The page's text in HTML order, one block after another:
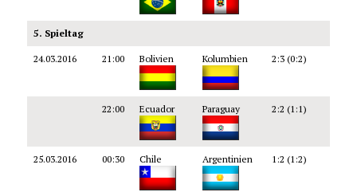
5. Spieltag
24.03.2016 21:00 Bolivien Kolumbien 2:3 (0:2)
22:00 Ecuador Paraguay 2:2 (1:1)
25.03.2016 00:30 Chile Argentinien 1:2 (1:2)